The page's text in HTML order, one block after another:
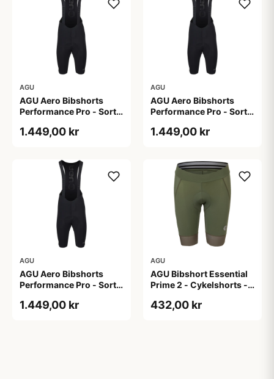
AGU
AGU Aero Bibshorts
Performance Pro - Sort -
1.449,00 kr
AGU
AGU Aero Bibshorts
Performance Pro - Sort -
1.449,00 kr
AGU
AGU Aero Bibshorts
Performance Pro - Sort -
1.449,00 kr
AGU
AGU Bibshort Essential
Prime 2 - Cykelshorts -
2XL
432,00 kr